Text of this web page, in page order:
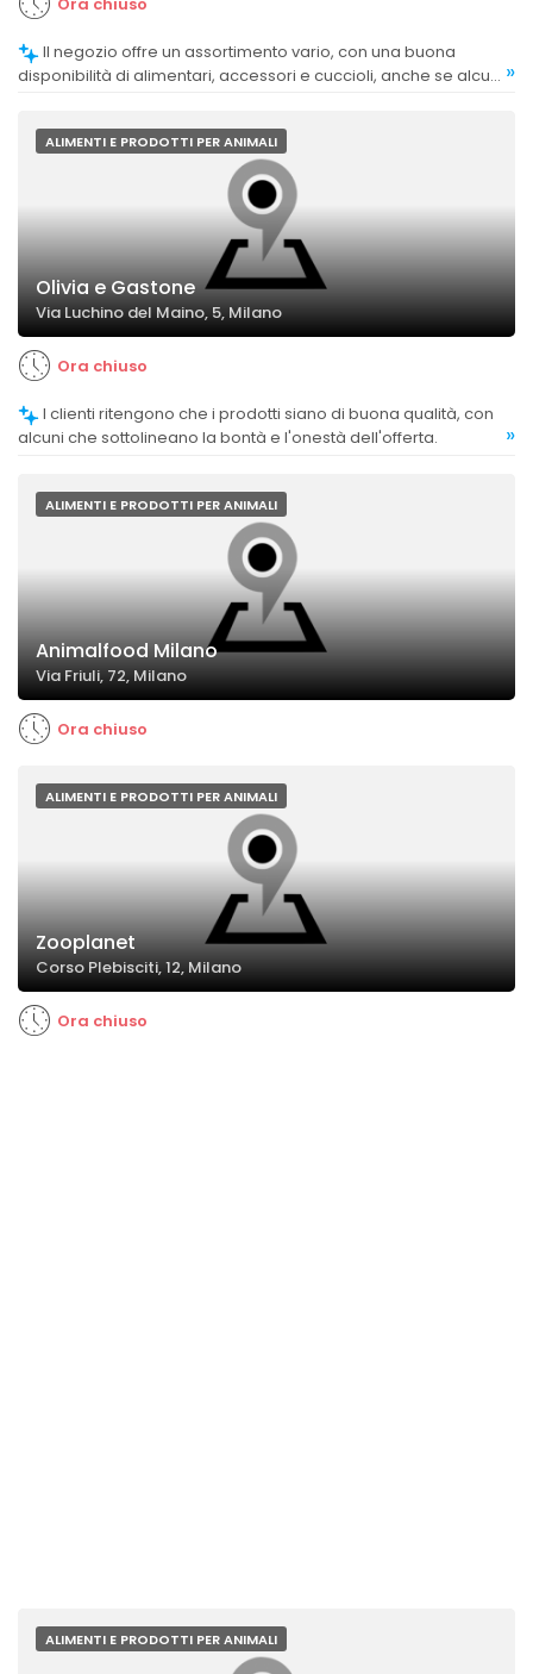
Ora chiuso
disponibilità di alimentari, accessori e cuccioli, anche se alcuni »
ALIMENTI E PRODOTTI PER ANIMALI
Olivia e Gastone
Via Luchino del Maino, 5, Milano
Ora chiuso
alcuni che sottolineano la bontà e l'onestà dell'offerta.
»
ALIMENTI E PRODOTTI PER ANIMALI
Animalfood Milano
Via Friuli, 72, Milano
Ora chiuso
ALIMENTI E PRODOTTI PER ANIMALI
Zooplanet
Corso Plebisciti, 12, Milano
Ora chiuso
ALIMENTI E PRODOTTI PER ANIMALI